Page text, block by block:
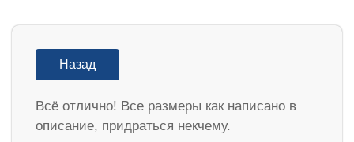
Назад
Всё отлично! Все размеры как написано в
описание, придраться некчему.